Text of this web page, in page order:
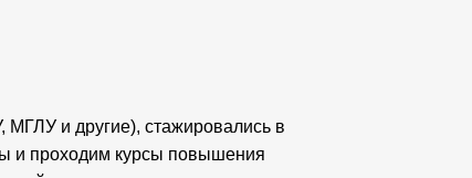
и другие), стажировались в
и проходим курсы повышения